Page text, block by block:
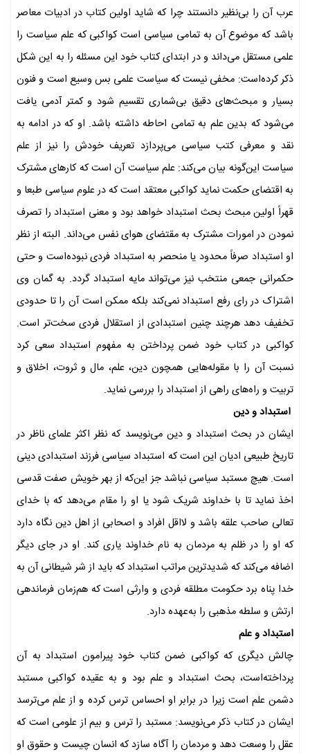
عرب آن را بی‌نظیر دانستند چرا که شاید اولین کتاب در ادبیات معاصر
باشد که موضوع آن به تمامی سیاسی است کواکبی که علم سیاست را
علمی مستقل می‌داند و در ابتدای کتاب خود این مسئله را به این شکل
ذکر کرده‌است: مخفی نیست که سیاست علمی بس وسیع است و فنون
بسیار و مبحث‌های دقیق بی‌شماری تقسیم شود و کمتر آدمی یافت
می‌شود که بدین علم به تمامی احاطه داشته باشد. او که در ادامه به
نقد و معرفی کتب سیاسی می‌پردازد تعریف خودش را نیز از علم
سیاست این‌گونه بیان می‌کند: علم سیاست آن است که کارهای مشترک
به اقتضای حکمت نماید کواکبی معتقد است که در علوم سیاسی طبعا و
قهراً اولین مبحث بحث استبداد خواهد بود و معنی استبداد را تصرف
نمودن در امورات مشترک به مقتضای هوای نفس می‌داند. البته از نظر
او استبداد صرفاً محدود یا منحصر به استبداد فردی نبوده‌است و حتی
حکمرانی جمعی منتخب نیز می‌تواند مایه استبداد گردد. به گمان وی
اشتراک در رای رفع استبداد نمی‌کند بلکه ممکن است آن را تا حدودی
تخفیف دهد هرچند چنین استبدادی از استقلال فردی سخت‌تر است.
کواکبی در کتاب خود ضمن پرداختن به مفهوم استبداد سعی کرد
نسبت‌ آن را با مقوله‌هایی همچون دین، علم، مال و ثروت، اخلاق و
تربیت و راه‌‌های راهی از استبداد را بررسی نماید.
استبداد و دین
ایشان در بحث استبداد و دین می‌نویسد که نظر اکثر علمای ناظر در
تاریخ طبیعی ادیان این است که استبداد سیاسی فرزند استبدادی دینی
است. هیچ مستبد سیاسی نباشد جز این‌که از بهر خویش صفت قدسی
اخذ نماید تا با خداوند شریک شود یا او را مقام می‌دهد که با خدای
تعالی صاحب علقه باشد و لااقل افراد و اصحابی از اهل دین نگاه دارد
که او را در ظلم به مردمان به نام خداوند یاری کند. او در جای دیگر
اضافه می‌کند که شدیدترین مراتب استبداد که باید از شر شیطانی آن به
خدا پناه برد حکومت مطلقه فردی و وارثی است که هم‌زمان فرماندهی
ارتش و سلطه مذهبی را به‌عهده دارد.
استبداد و علم
چالش دیگری که کواکبی ضمن کتاب خود پیرامون استبداد به آن
پرداخته‌است، بحث استبداد و علم بود و به عقیده کواکبی مستبد
دشمن علم است زیرا در برابر او احساس ترس کرده و از علم می‌ترسد
ایشان در کتاب ذکر می‌نویسد: مستبد را ترس و بیم از علومی است که
عقل را وسعت دهد و مردمان را آگاه سازد که انسان چیست و حقوق او